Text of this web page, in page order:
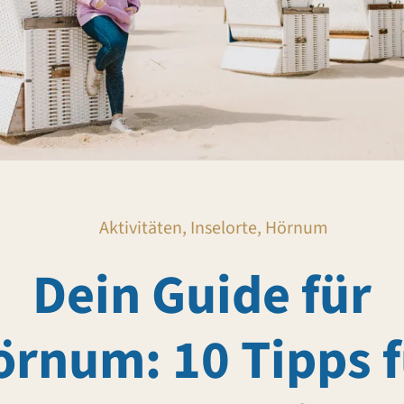
Aktivitäten, Inselorte, Hörnum
Dein Guide für
10 Tipps